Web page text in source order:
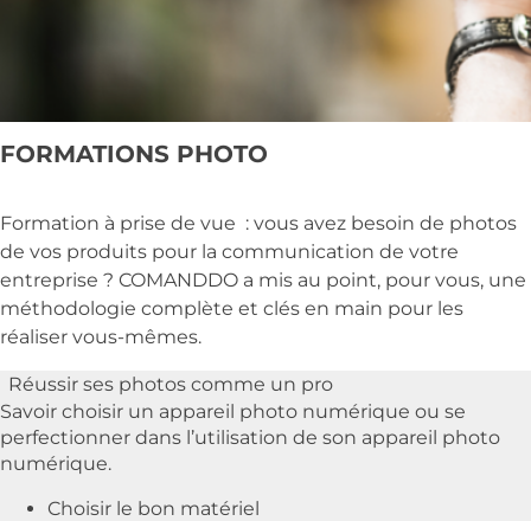
FORMATIONS PHOTO
Formation à prise de vue : vous avez besoin de photos
de vos produits pour la communication de votre
entreprise ? COMANDDO a mis au point, pour vous, une
méthodologie complète et clés en main pour les
réaliser vous-mêmes.
Réussir ses photos comme un pro
Savoir choisir un appareil photo numérique ou se
perfectionner dans l’utilisation de son appareil photo
numérique.
Choisir le bon matériel